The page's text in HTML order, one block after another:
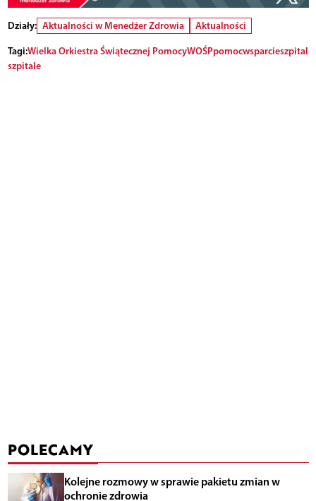
Działy: Aktualności w Menedżer Zdrowia
Aktualności
Tagi:Wielka Orkiestra Świątecznej PomocyWOŚPpomocwsparcieszpital
szpitale
POLECAMY
Kolejne rozmowy w sprawie pakietu zmian w
ochronie zdrowia